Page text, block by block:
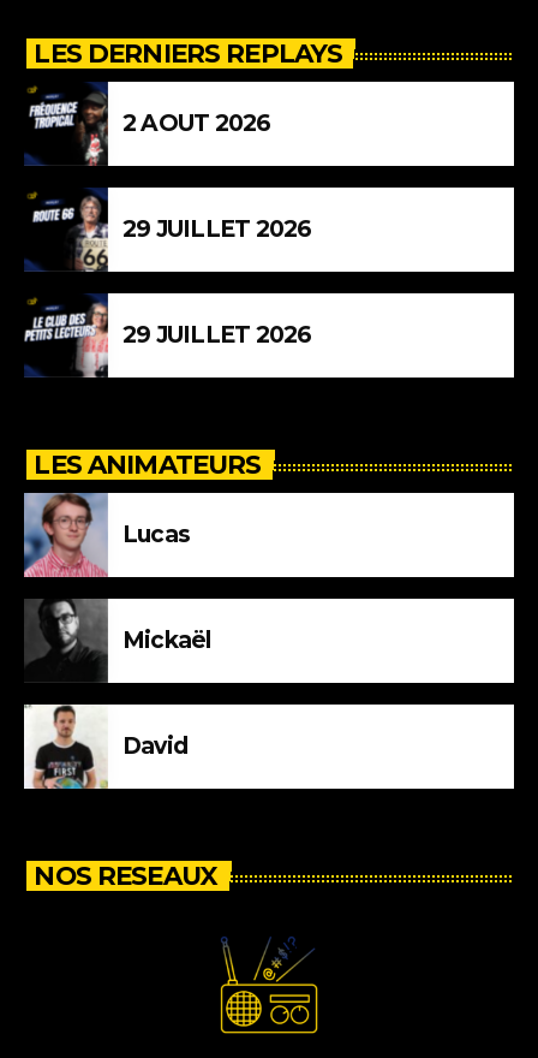
LES DERNIERS REPLAYS
2 AOUT 2026
29 JUILLET 2026
29 JUILLET 2026
LES ANIMATEURS
Lucas
Mickaël
David
NOS RESEAUX